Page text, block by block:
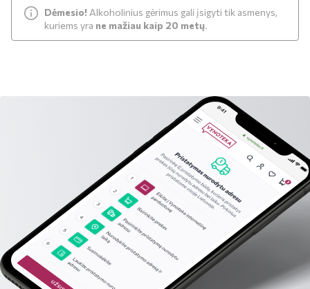
Dėmesio! Alkoholinius gėrimus gali įsigyti tik asmenys,
kuriems yra ne mažiau kaip 20 metų.